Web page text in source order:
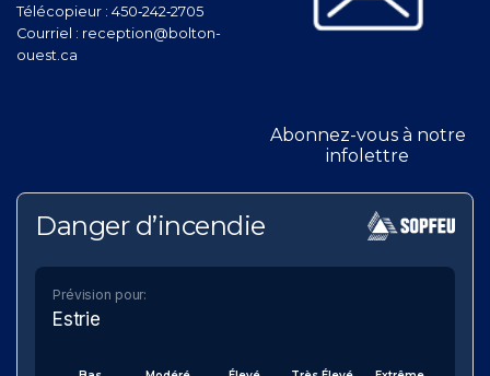
Télécopieur : 450‑242‑2705
Courriel : reception@bolton-
ouest.ca
Abonnez-vous à notre
infolettre
Danger d’incendie
Prévision pour:
Estrie